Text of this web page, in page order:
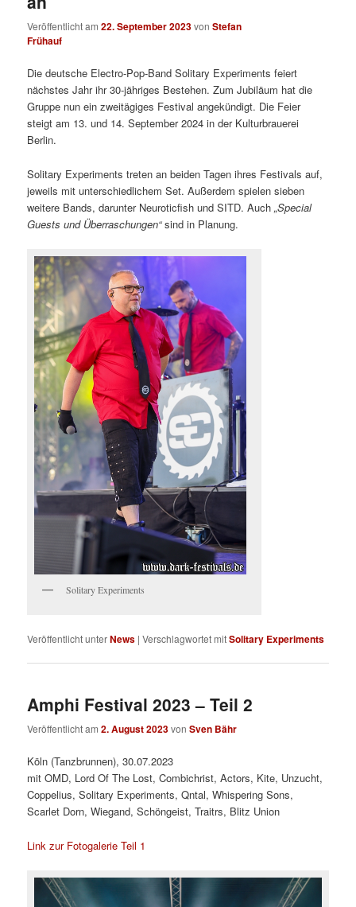
Veröffentlicht am22. September 2023vonStefan
Frühauf
Die deutsche Electro-Pop-Band Solitary Experiments feiert
nächstes Jahr ihr 30-jähriges Bestehen. Zum Jubiläum hat die
Gruppe nun ein zweitägiges Festival angekündigt. Die Feier
steigt am 13. und 14. September 2024 in der Kulturbrauerei
Berlin.
Solitary Experiments treten an beiden Tagen ihres Festivals auf,
jeweils mit unterschiedlichem Set. Außerdem spielen sieben
weitere Bands, darunter Neuroticfish und SITD. Auch„Special
Guests und Überraschungen“sind in Planung.
Solitary Experiments
Veröffentlicht unterNews |Verschlagwortet mitSolitary Experiments
Amphi Festival 2023 – Teil 2
Veröffentlicht am2. August 2023vonSven Bähr
Köln (Tanzbrunnen), 30.07.2023
mit OMD, Lord Of The Lost, Combichrist, Actors, Kite, Unzucht,
Coppelius, Solitary Experiments, Qntal, Whispering Sons,
Scarlet Dorn, Wiegand, Schöngeist, Traitrs, Blitz Union
Link zur Fotogalerie Teil 1